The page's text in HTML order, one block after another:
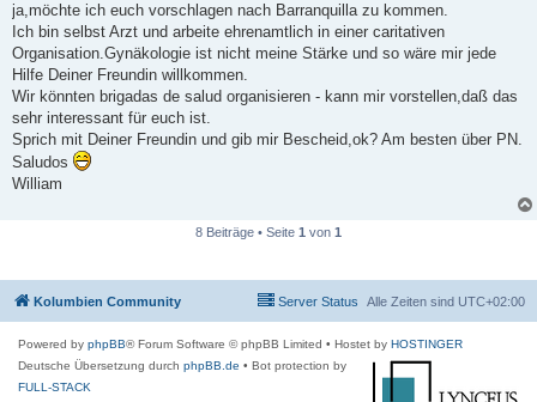
ja,möchte ich euch vorschlagen nach Barranquilla zu kommen.
Ich bin selbst Arzt und arbeite ehrenamtlich in einer caritativen
Organisation.Gynäkologie ist nicht meine Stärke und so wäre mir jede
Hilfe Deiner Freundin willkommen.
Wir könnten brigadas de salud organisieren - kann mir vorstellen,daß das
sehr interessant für euch ist.
Sprich mit Deiner Freundin und gib mir Bescheid,ok? Am besten über PN.
Saludos
William
8 Beiträge • Seite 1 von 1
Kolumbien Community Alle Zeiten sind UTC+02:00
Server Status
Powered by phpBB® Forum Software © phpBB Limited • Hostet by HOSTINGER
Deutsche Übersetzung durch phpBB.de • Bot protection by
FULL-STACK